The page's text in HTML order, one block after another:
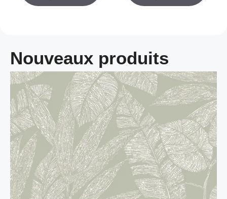
Nouveaux produits